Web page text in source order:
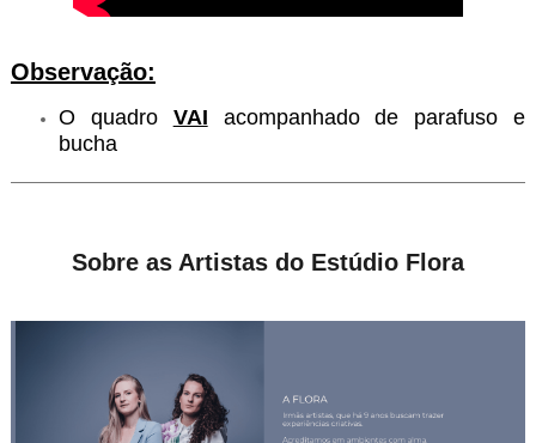
Observação:
O quadro VAI acompanhado de parafuso e
bucha
Sobre as Artistas do Estúdio Flora